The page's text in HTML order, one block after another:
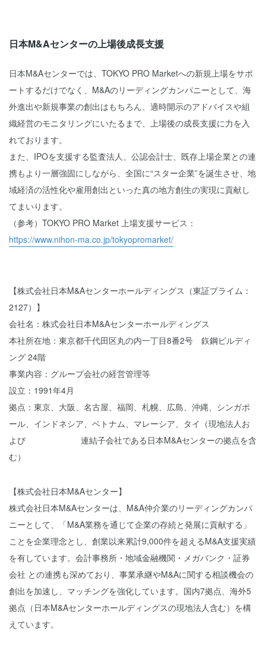
日本M&Aセンターの上場後成長支援
日本M&Aセンターでは、TOKYO PRO Marketへの新規上場をサポ
ートするだけでなく、M&Aのリーディングカンパニーとして、海
外進出や新規事業の創出はもちろん、適時開示のアドバイスや組
織経営のモニタリングにいたるまで、上場後の成長支援に力を入
れております。
また、IPOを支援する監査法人、公認会計士、既存上場企業との連
携もより一層強固にしながら、全国に“スター企業”を誕生させ、地
域経済の活性化や雇用創出といった真の地方創生の実現に貢献し
てまいります。
（参考）TOKYO PRO Market 上場支援サービス：
https://www.nihon-ma.co.jp/tokyopromarket/
【株式会社日本M&Aセンターホールディングス（東証プライム：
2127）】
会社名：株式会社日本M&Aセンターホールディングス
本社所在地：東京都千代田区丸の内一丁目8番2号 鉃鋼ビルディ
ング 24階
事業内容：グループ会社の経営管理等
設立：1991年4月
拠点：東京、大阪、名古屋、福岡、札幌、広島、沖縄、シンガポ
ール、インドネシア、ベトナム、マレーシア、タイ（現地法人お
よび 連結子会社である日本M&Aセンターの拠点を含
む）
【株式会社日本M&Aセンター】
株式会社日本M&Aセンターは、M&A仲介業のリーディングカンパ
ニーとして、「M&A業務を通じて企業の存続と発展に貢献する」
ことを企業理念とし、創業以来累計9,000件を超えるM&A支援実績
を有しています。会計事務所・地域金融機関・メガバンク・証券
会社 との連携も深めており、事業承継やM&Aに関する相談機会の
創出を加速し、マッチングを強化しています。国内7拠点、海外5
拠点（日本M&Aセンターホールディングスの現地法人含む）を構
えています。